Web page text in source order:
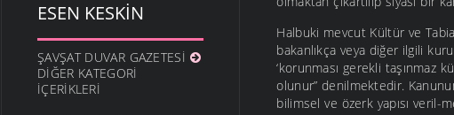
ESEN KESKIN
ŞAVŞAT DUVAR GAZETESI
DIĞER KATEGORI
İÇERIKLERI
Halbuki mevcut Kültür ve
bakanlıkça veya diğer ilgili
‘korunması gerekli taşınmaz
olunur” denilmektedir.
bilimsel ve özerk yapısı veril-